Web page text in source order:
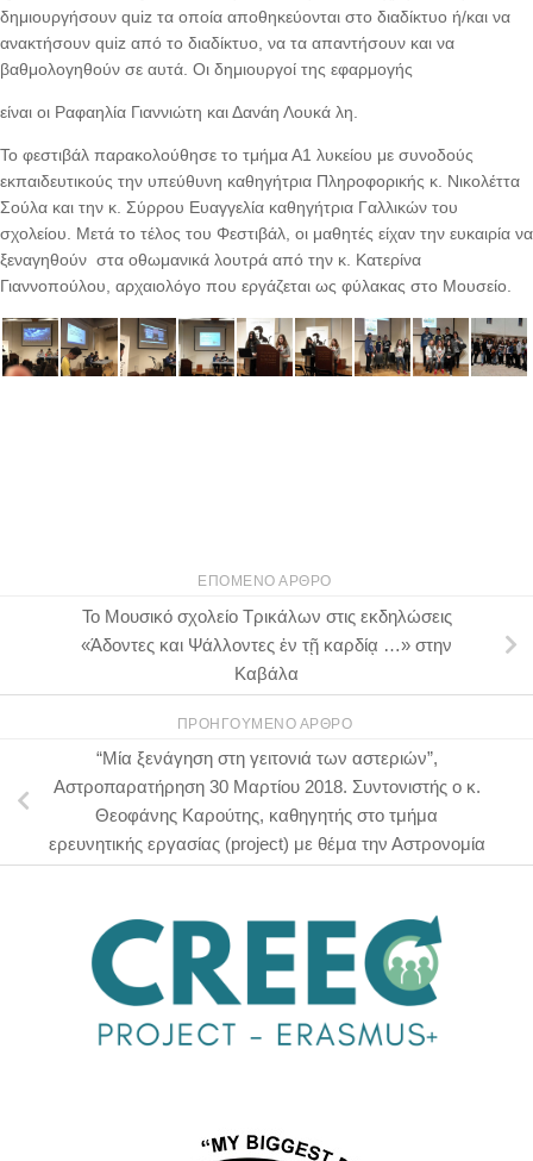
δημιουργήσουν quiz τα οποία αποθηκεύονται στο διαδίκτυο ή/και να
ανακτήσουν quiz από το διαδίκτυο, να τα απαντήσουν και να
βαθμολογηθούν σε αυτά. Οι δημιουργοί της εφαρμογής
είναι οι Ραφαηλία Γιαννιώτη και Δανάη Λουκά λη.
Το φεστιβάλ παρακολούθησε το τμήμα Α1 λυκείου με συνοδούς
εκπαιδευτικούς την υπεύθυνη καθηγήτρια Πληροφορικής κ. Νικολέττα
Σούλα και την κ. Σύρρου Ευαγγελία καθηγήτρια Γαλλικών του
σχολείου. Μετά το τέλος του Φεστιβάλ, οι μαθητές είχαν την ευκαιρία να
ξεναγηθούν στα οθωμανικά λουτρά από την κ. Κατερίνα
Γιαννοπούλου, αρχαιολόγο που εργάζεται ως φύλακας στο Μουσείο.
ΕΠΌΜΕΝΟ ΆΡΘΡΟ
Το Μουσικό σχολείο Τρικάλων στις εκδηλώσεις
«Άδοντες και Ψάλλοντες ἐν τῇ καρδίᾳ …» στην
Καβάλα
ΠΡΟΗΓΟΎΜΕΝΟ ΆΡΘΡΟ
“Μία ξενάγηση στη γειτονιά των αστεριών”,
Αστροπαρατήρηση 30 Μαρτίου 2018. Συντονιστής ο κ.
Θεοφάνης Καρούτης, καθηγητής στο τμήμα
ερευνητικής εργασίας (project) με θέμα την Αστρονομία